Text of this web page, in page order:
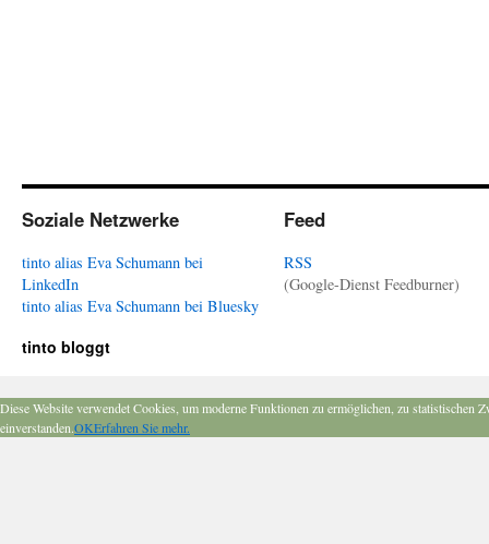
Soziale Netzwerke
tinto alias Eva Schumann bei
LinkedIn
tinto alias Eva Schumann bei Bluesky
Feed
RSS
(Google-Dienst Feedburner)
tinto bloggt
Diese Website verwendet Cookies, um moderne Funktionen zu ermöglichen, zu
einverstanden.OKErfahren Sie mehr.